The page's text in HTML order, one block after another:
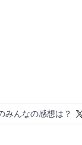
みんなの感想は？